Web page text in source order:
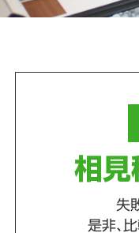
相見
失
是非、